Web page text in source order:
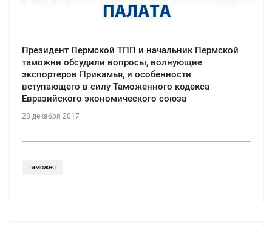
Президент Пермской ТПП и начальник Пермской
таможни обсудили вопросы, волнующие
экспортеров Прикамья, и особенности
вступающего в силу Таможенного кодекса
Евразийского экономического союза
28 декабря 2017
таможня